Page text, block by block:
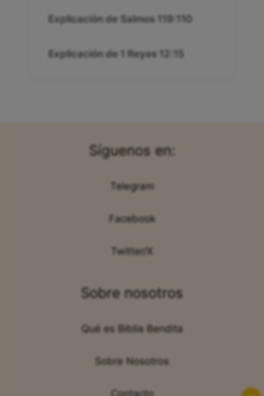
Explicación de Salmos 119:110
Explicación de 1 Reyes 12:15
Síguenos en:
Telegram
Facebook
Twitter/X
Sobre nosotros
Qué es Biblia Bendita
Sobre Nosotros